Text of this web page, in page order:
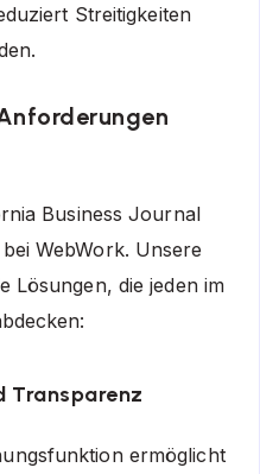
Streitigkeiten
Business Journal
WebWork. Unsere
Lösungen, die jeden im
Transparenz
ermöglicht